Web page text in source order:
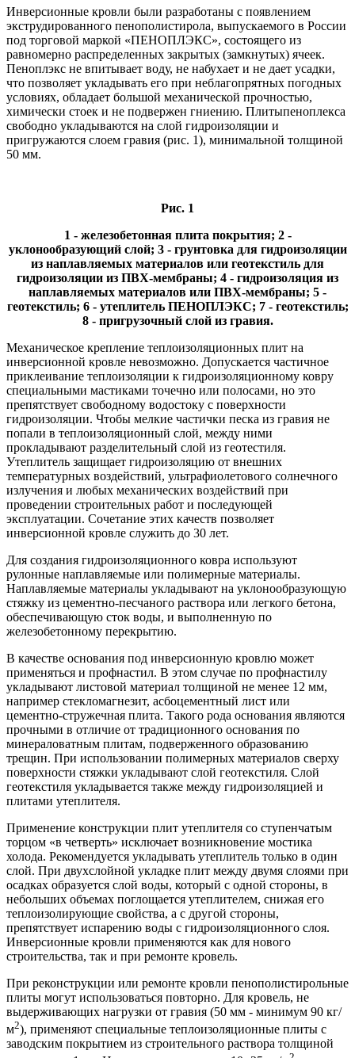
Инверсионные кровли были разработаны с появлением
экструдированного пенополистирола, выпускаемого в России
под торговой маркой «ПЕНОПЛЭКС», состоящего из
равномерно распределенных закрытых (замкнутых) ячеек.
Пеноплэкс не впитывает воду, не набухает и не дает усадки,
что позволяет укладывать его при неблагопрятных погодных
условиях, обладает большой механической прочностью,
химически стоек и не подвержен гниению. Плитыпеноплекса
свободно укладываются на слой гидроизоляции и
пригружаются слоем гравия (рис. 1), минимальной толщиной
50 мм.
Рис. 1
1 - железобетонная плита покрытия; 2 -
уклонообразующий слой; 3 - грунтовка для гидроизоляции
из наплавляемых материалов или геотекстиль для
гидроизоляции из ПВХ-мембраны; 4 - гидроизоляция из
наплавляемых материалов или ПВХ-мембраны; 5 -
геотекстиль; 6 - утеплитель ПЕНОПЛЭКС; 7 - геотекстиль;
8 - пригрузочный слой из гравия.
Механическое крепление теплоизоляционных плит на
инверсионной кровле невозможно. Допускается частичное
приклеивание теплоизоляции к гидроизоляционному ковру
специальными мастиками точечно или полосами, но это
препятствует свободному водостоку с поверхности
гидроизоляции. Чтобы мелкие частички песка из гравия не
попали в теплоизоляционный слой, между ними
прокладывают разделительный слой из геотестиля.
Утеплитель защищает гидроизоляцию от внешних
температурных воздействий, ультрафиолетового солнечного
излучения и любых механических воздействий при
проведении строительных работ и последующей
эксплуатации. Сочетание этих качеств позволяет
инверсионной кровле служить до 30 лет.
Для создания гидроизоляционного ковра используют
рулонные наплавляемые или полимерные материалы.
Наплавляемые материалы укладывают на уклонообразующую
стяжку из цементно-песчаного раствора или легкого бетона,
обеспечивающую сток воды, и выполненную по
железобетонному перекрытию.
В качестве основания под инверсионную кровлю может
применяться и профнастил. В этом случае по профнастилу
укладывают листовой материал толщиной не менее 12 мм,
например стекломагнезит, асбоцементный лист или
цементно-стружечная плита. Такого рода основания являются
прочными в отличие от традиционного основания по
минераловатным плитам, подверженного образованию
трещин. При использовании полимерных материалов сверху
поверхности стяжки укладывают слой геотекстиля. Слой
геотекстиля укладывается также между гидроизоляцией и
плитами утеплителя.
Применение конструкции плит утеплителя со ступенчатым
торцом «в четверть» исключает возникновение мостика
холода. Рекомендуется укладывать утеплитель только в один
слой. При двухслойной укладке плит между двумя слоями при
осадках образуется слой воды, который с одной стороны, в
небольших объемах поглощается утеплителем, снижая его
теплоизолирующие свойства, а с другой стороны,
препятствует испарению воды с гидроизоляционного слоя.
Инверсионные кровли применяются как для нового
строительства, так и при ремонте кровель.
При реконструкции или ремонте кровли пенополистирольные
плиты могут использоваться повторно. Для кровель, не
выдерживающих нагрузки от гравия (50 мм - минимум 90 кг/
м2), применяют специальные теплоизоляционные плиты с
заводским покрытием из строительного раствора толщиной